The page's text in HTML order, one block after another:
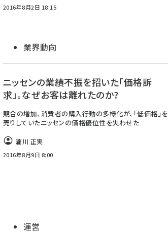
2016年8月2日 18:15
業界動向
ニッセンの業績不振を招いた「価格訴
求」。なぜお客は離れたのか?
競合の増加、消費者の購入行動の多様化が、「低価格」を
売りしていたニッセンの価格優位性を失わせた
瀧川 正実
2016年8月9日 8:00
運営